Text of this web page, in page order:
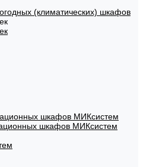
(климатических) шкафов
шкафов МИКсистем
шкафов МИКсистем